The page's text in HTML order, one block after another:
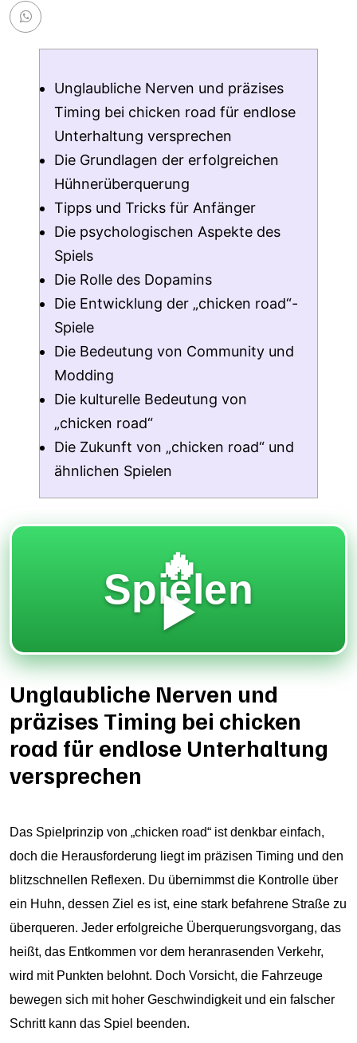
Unglaubliche Nerven und präzises
Timing bei chicken road für endlose
Unterhaltung versprechen
Die Grundlagen der erfolgreichen
Hühnerüberquerung
Tipps und Tricks für Anfänger
Die psychologischen Aspekte des
Spiels
Die Rolle des Dopamins
Die Entwicklung der „chicken road“-
Spiele
Die Bedeutung von Community und
Modding
Die kulturelle Bedeutung von
„chicken road“
Die Zukunft von „chicken road“ und
ähnlichen Spielen
🔥
Spielen
▶️
Unglaubliche Nerven und
präzises Timing bei chicken
road für endlose Unterhaltung
versprechen
Das Spielprinzip von „chicken road“ ist denkbar einfach,
doch die Herausforderung liegt im präzisen Timing und den
blitzschnellen Reflexen. Du übernimmst die Kontrolle über
ein Huhn, dessen Ziel es ist, eine stark befahrene Straße zu
überqueren. Jeder erfolgreiche Überquerungsvorgang, das
heißt, das Entkommen vor dem heranrasenden Verkehr,
wird mit Punkten belohnt. Doch Vorsicht, die Fahrzeuge
bewegen sich mit hoher Geschwindigkeit und ein falscher
Schritt kann das Spiel beenden.